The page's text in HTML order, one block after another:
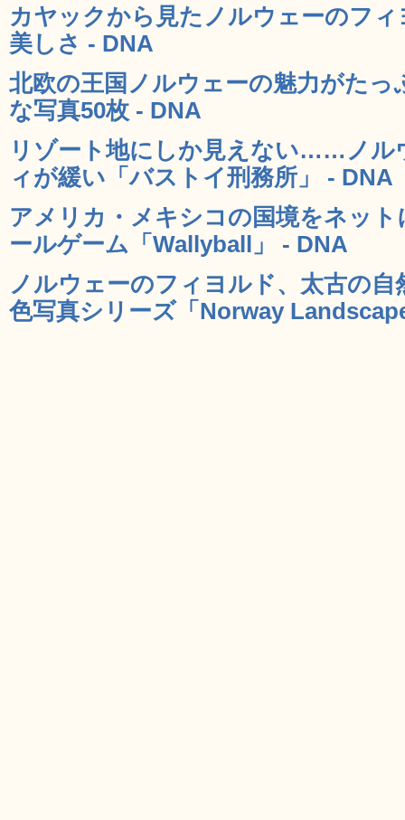
カヤックから見たノルウェーのフ
美しさ - DNA
北欧の王国ノルウェーの魅力がたっ
な写真50枚 - DNA
リゾート地にしか見えない……ノル
ィが緩い「バストイ刑務所」 - DNA
アメリカ・メキシコの国境をネッ
ールゲーム「Wallyball」 - DNA
ノルウェーのフィヨルド、太古の
色写真シリーズ「Norway